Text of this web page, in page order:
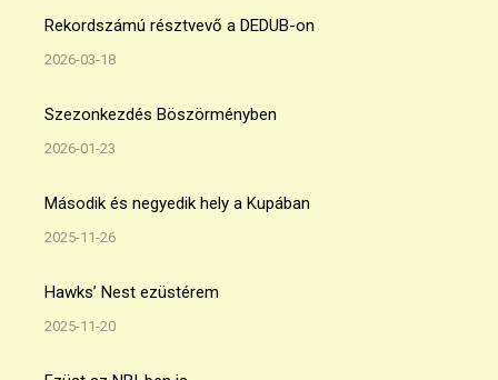
Rekordszámú résztvevő a DEDUB-on
2026-03-18
Szezonkezdés Böszörményben
2026-01-23
Második és negyedik hely a Kupában
2025-11-26
Hawks’ Nest ezüstérem
2025-11-20